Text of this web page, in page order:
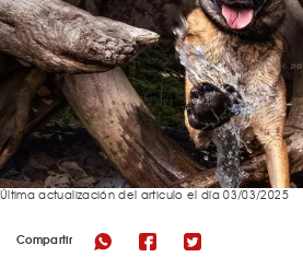
Compartir
Última actualización del articulo el día 03/03/2025